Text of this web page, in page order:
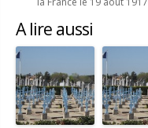
A lire aussi